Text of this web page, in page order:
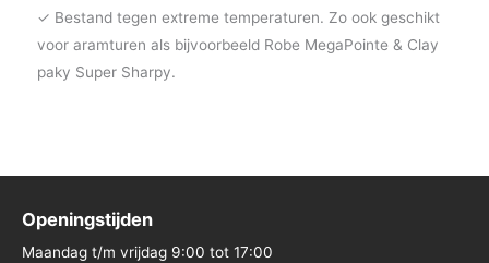
✓ Bestand tegen extreme temperaturen. Zo ook geschikt
voor aramturen als bijvoorbeeld Robe MegaPointe & Clay
paky Super Sharpy.
Openingstijden
Maandag t/m vrijdag 9:00 tot 17:00